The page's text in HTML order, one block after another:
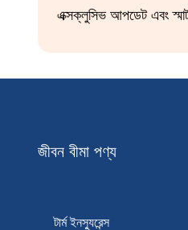
এক্সক্লুসিভ আপডেট এবং
জীবন বীমা পণ্য
টার্ম ইনস্যুরেন্স